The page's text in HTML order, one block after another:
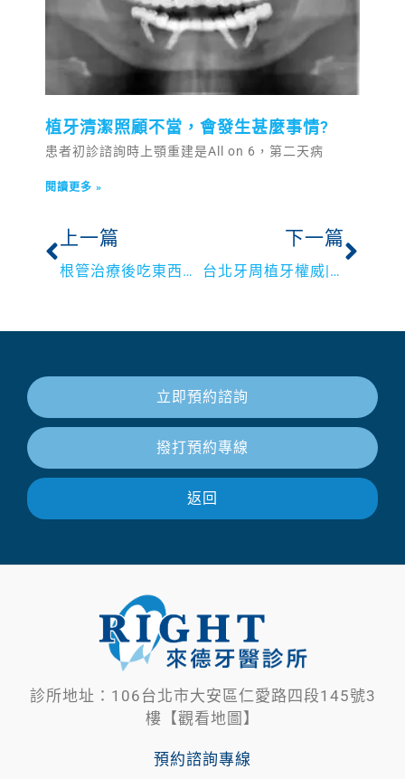
植牙清潔照顧不當，會發生甚麼事情?
患者初診諮詢時上顎重建是All on 6，第二天病
閱讀更多 »
上一篇
根管治療後吃東西需要戰戰兢兢嗎？
下一篇
台北牙周植牙權威|祝您2021父親節愉快
立即預約諮詢
撥打預約專線
返回
診所地址：106台北市大安區仁愛路四段145號3
樓【觀看地圖】
預約諮詢專線